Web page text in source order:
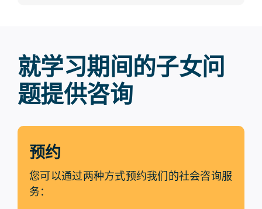
就学习期间的子女问
题提供咨询
预约
您可以通过两种方式预约我们的社会咨询服
务：